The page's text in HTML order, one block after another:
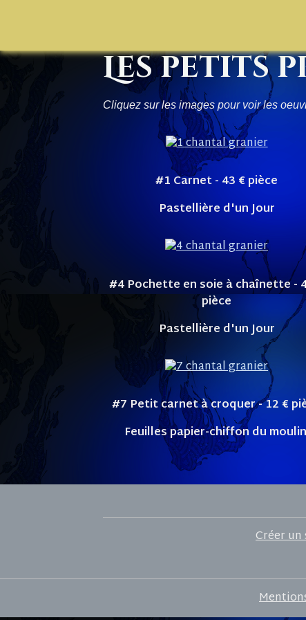
Les petits
Cliquez sur les images pour voir les
#1 Carnet - 43 € pièce
Pastellière d'un Jour
#4 Pochette en soie à chaînette -
pièce
Pastellière d'un Jour
#7 Petit carnet à croquer - 12 €
Feuilles papier-chiffon du moulin
Créer